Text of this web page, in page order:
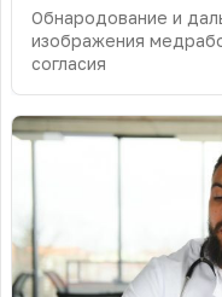
Обнародование и
изображения
согласия